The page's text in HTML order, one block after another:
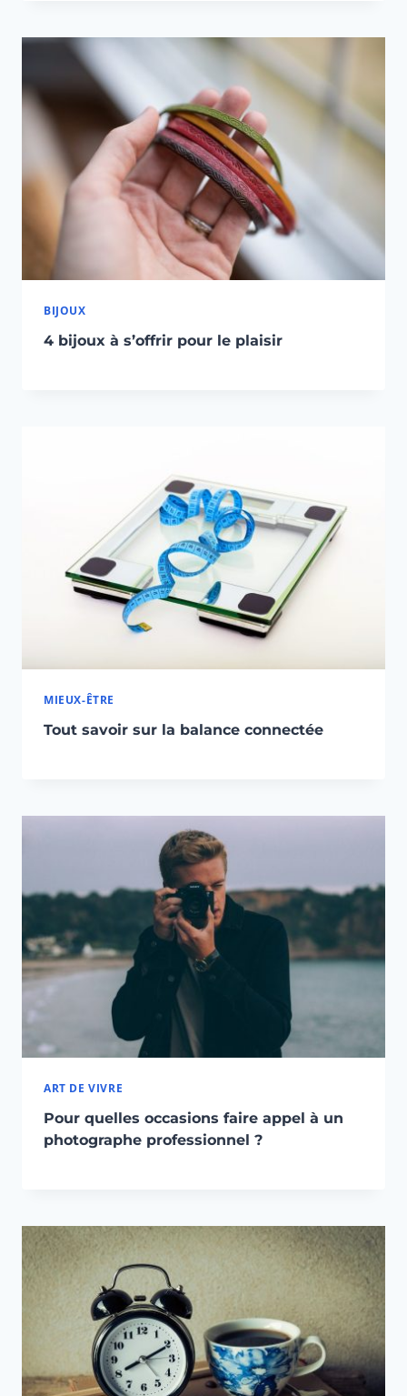
BIJOUX
4 bijoux à s’offrir pour le plaisir
MIEUX-ÊTRE
Tout savoir sur la balance connectée
ART DE VIVRE
Pour quelles occasions faire appel à un
photographe professionnel ?